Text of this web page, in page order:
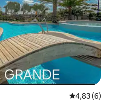
Prosječna
4,83 (6)